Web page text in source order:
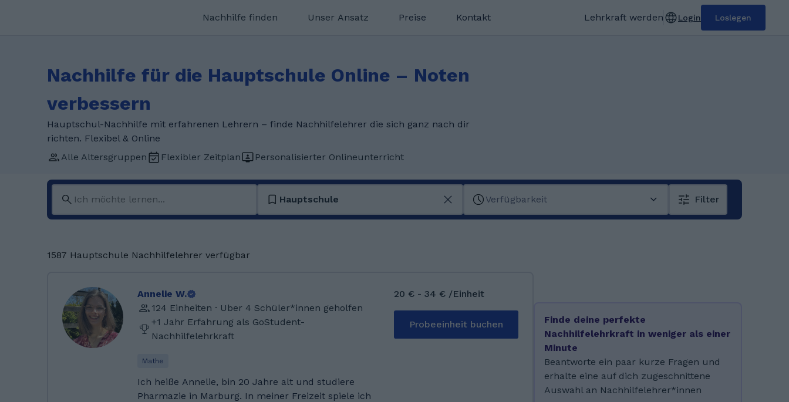
Nachhilfe finden Unser Ansatz Preise Kontakt Lehrkraft werden Login Loslegen
Nachhilfe für die Hauptschule Online – Noten
verbessern
Hauptschul-Nachhilfe mit erfahrenen Lehrern – finde Nachhilfelehrer die sich ganz nach dir
richten. Flexibel & Online
Alle Altersgruppen
Flexibler Zeitplan Personalisierter Onlineunterricht
Hauptschule Verfügbarkeit Filter
1587 Hauptschule Nachhilfelehrer verfügbar
Annelie W.
124 Einheiten · Uber 4 Schüler*innen geholfen
+1 Jahr Erfahrung als GoStudent-
Nachhilfelehrkraft
Mathe
Ich heiße Annelie, bin 20 Jahre alt und studiere
Pharmazie in Marburg. In meiner Freizeit spiele ich
20 € - 34 € /Einheit
Probeeinheit buchen
Finde deine perfekte
Nachhilfelehrkraft in weniger als einer
Minute
Beantworte ein paar kurze Fragen und
erhalte eine auf dich zugeschnittene
Auswahl an Nachhilfelehrer*innen